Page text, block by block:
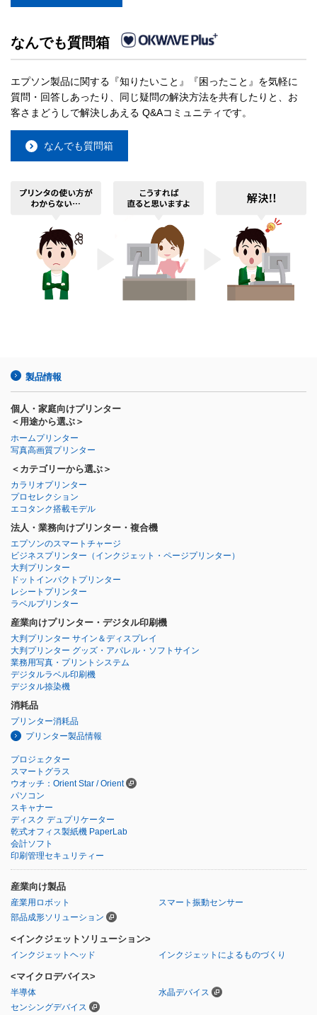
なんでも質問箱
エプソン製品に関する『知りたいこと』『困ったこと』を気軽に
質問・回答しあったり、同じ疑問の解決方法を共有したりと、お
客さまどうしで解決しあえる Q&Aコミュニティです。
なんでも質問箱
製品情報
個人・家庭向けプリンター
＜用途から選ぶ＞
ホームプリンター
写真高画質プリンター
＜カテゴリーから選ぶ＞
カラリオプリンター
プロセレクション
エコタンク搭載モデル
法人・業務向けプリンター・複合機
エプソンのスマートチャージ
ビジネスプリンター （インクジェット・ページプリンター）
大判プリンター
ドットインパクトプリンター
レシートプリンター
ラベルプリンター
産業向けプリンター・デジタル印刷機
大判プリンター サイン＆ディスプレイ
大判プリンター グッズ・アパレル・ソフトサイン
業務用写真・プリントシステム
デジタルラベル印刷機
デジタル捺染機
消耗品
プリンター消耗品
プリンター製品情報
プロジェクター
スマートグラス
ウオッチ：Orient Star / Orient
パソコン
スキャナー
ディスク デュプリケーター
乾式オフィス製紙機 PaperLab
会計ソフト
印刷管理セキュリティー
産業向け製品
産業用ロボット
スマート振動センサー
部品成形ソリューション
<インクジェットソリューション>
インクジェットヘッド インクジェットによるものづくり
<マイクロデバイス>
半導体
水晶デバイス
センシングデバイス